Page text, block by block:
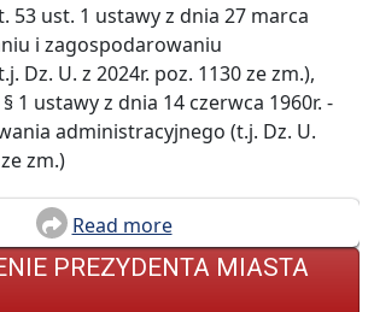
53 ust. 1 ustawy z dnia 27 marca
i zagospodarowaniu
Dz. U. z 2024r. poz. 1130 ze zm.),
1 ustawy z dnia 14 czerwca 1960r. -
administracyjnego (t.j. Dz. U.
zm.)
Read more
PREZYDENTA MIASTA